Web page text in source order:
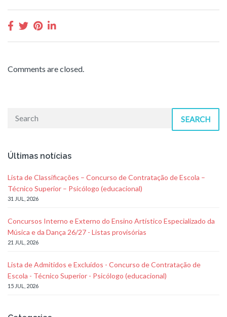
Comments are closed.
SEARCH
Últimas notícias
Lista de Classificações – Concurso de Contratação de Escola –
Técnico Superior – Psicólogo (educacional)
31 JUL, 2026
Concursos Interno e Externo do Ensino Artístico Especializado da
Música e da Dança 26/27 - Listas provisórias
21 JUL, 2026
Lista de Admitidos e Excluídos - Concurso de Contratação de
Escola - Técnico Superior - Psicólogo (educacional)
15 JUL, 2026